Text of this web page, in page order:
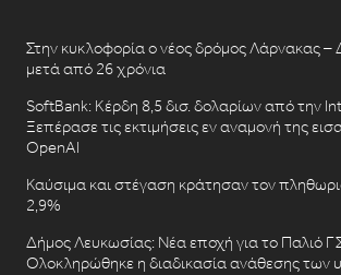
Στην κυκλοφορία ο νέος δρόμος Λάρνακας –
μετά από 26 χρόνια
SoftBank: Κέρδη 8,5 δισ. δολαρίων από την
Ξεπέρασε τις εκτιμήσεις εν αναμονή της
OpenAI
Καύσιμα και στέγαση κράτησαν τον
2,9%
Δήμος Λευκωσίας: Νέα εποχή για το Παλιό
Ολοκληρώθηκε η διαδικασία ανάθεσης των